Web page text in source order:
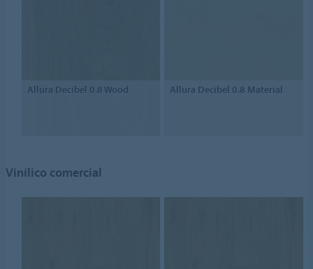
Allura Decibel 0.8 Wood Allura Decibel 0.8 Material
Vinílico comercial